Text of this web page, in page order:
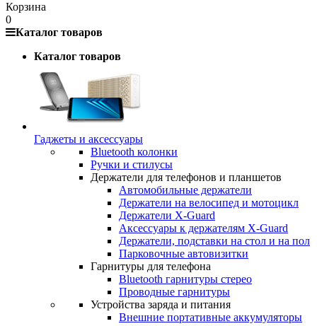
Корзина
0
Каталог товаров
Каталог товаров
Гаджеты и аксессуары
Bluetooth колонки
Ручки и стилусы
Держатели для телефонов и планшетов
Автомобильные держатели
Держатели на велосипед и мотоцикл
Держатели X-Guard
Аксессуары к держателям X-Guard
Держатели, подставки на стол и на пол
Парковочные автовизитки
Гарнитуры для телефона
Bluetooth гарнитуры стерео
Проводные гарнитуры
Устройства заряда и питания
Внешние портативные аккумуляторы